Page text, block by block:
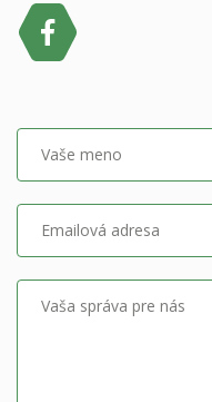
Vaše meno
Emailová adresa
Vaša správa pre nás